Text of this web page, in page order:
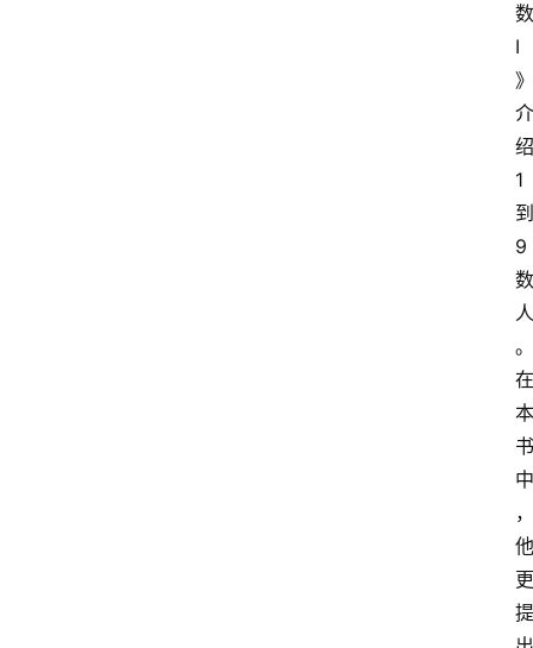
数
I
》
介
绍
1
到
9
数
人
。
在
本
书
中
，
他
更
提